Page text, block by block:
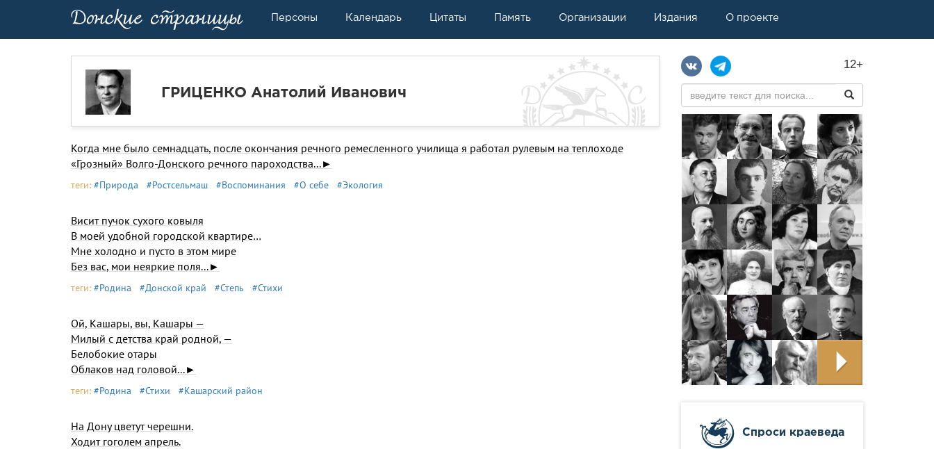
Персоны Календарь Цитаты Память Организации Издания О проекте
ГРИЦЕНКО Анатолий Иванович
Когда мне было семнадцать, после окончания речного ремесленного училища я работал рулевым на теплоходе
«Грозный» Волго-Донского речного пароходства...►
теги: #Природа #Ростсельмаш #Воспоминания #О себе #Экология
Висит пучок сухого ковыля
В моей удобной городской квартире…
Мне холодно и пусто в этом мире
Без вас, мои неяркие поля...►
теги: #Родина #Донской край #Степь #Стихи
Ой, Кашары, вы, Кашары —
Милый с детства край родной, —
Белобокие отары
Облаков над головой...►
теги: #Родина #Стихи #Кашарский район
На Дону цветут черешни.
Ходит гоголем апрель.
12+
Cпроси краеведа